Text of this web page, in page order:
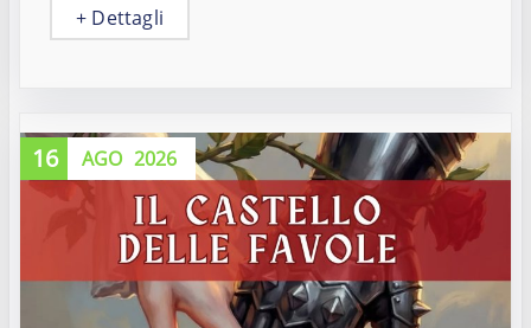
+ Dettagli
16 AGO 2026